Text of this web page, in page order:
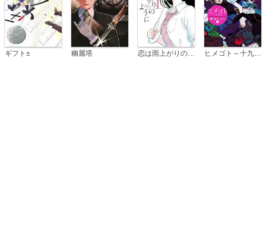
ギフト± 幽麗塔 恋は雨上がりのように ヒメゴト～十九歳の制服～